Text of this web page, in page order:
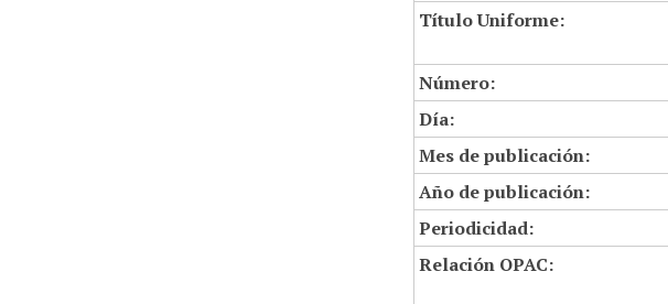
Título Uniforme:
Número:
Día:
Mes de publicación:
Año de publicación:
Periodicidad:
Relación OPAC: